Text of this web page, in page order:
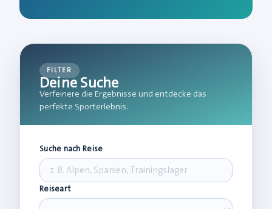
FILTER
Deine Suche
Verfeinere die Ergebnisse und entdecke das
perfekte Sporterlebnis.
Suche nach Reise
Reiseart